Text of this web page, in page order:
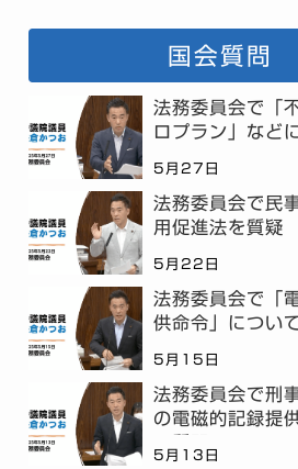
国会質問
法務委員会で「
ロプラン」など
5月27日
法務委員会で民
用促進法を質疑
5月22日
法務委員会で「
供命令」につい
5月15日
法務委員会で刑
の電磁的記録提
5月13日